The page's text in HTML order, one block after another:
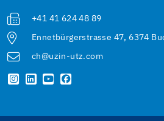
+41 41 624 48 89
Ennetbürgerstrasse 47, 6374
ch@uzin-utz.com